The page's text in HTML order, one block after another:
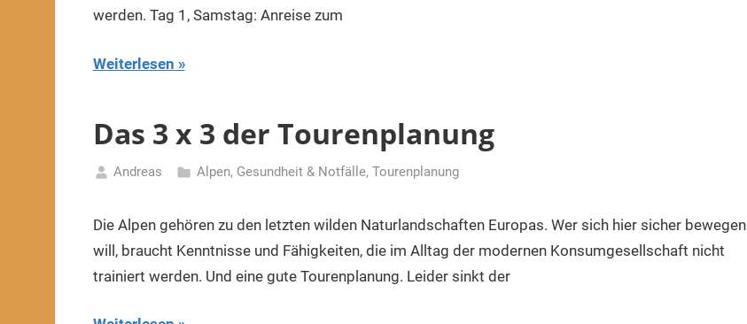
werden. Tag 1, Samstag: Anreise zum
Weiterlesen
Das 3 x 3 der Tourenplanung
Januar
2022
Andreas Alpen, Gesundheit & Notfälle, Tourenplanung
Die Alpen gehören zu den letzten wilden Naturlandschaften Europas. Wer sich hier sicher bewegen
will, braucht Kenntnisse und Fähigkeiten, die im Alltag der modernen Konsumgesellschaft nicht
trainiert werden. Und eine gute Tourenplanung. Leider sinkt der